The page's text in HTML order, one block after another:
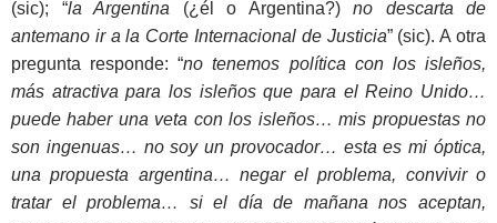
(sic); “la Argentina (¿él o Argentina?) no descarta de
antemano ir a la Corte Internacional de Justicia” (sic). A otra
pregunta responde: “no tenemos política con los isleños,
más atractiva para los isleños que para el Reino Unido…
puede haber una veta con los isleños… mis propuestas no
son ingenuas… no soy un provocador… esta es mi óptica,
una propuesta argentina… negar el problema, convivir o
tratar el problema… si el día de mañana nos aceptan,